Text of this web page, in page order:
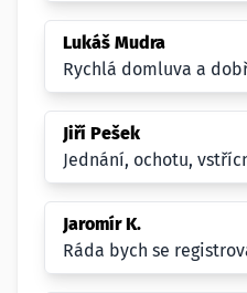
Lukáš Mudra
Rychlá domluva a
Jiří Pešek
Jednání, ochotu,
Jaromír K.
Ráda bych se